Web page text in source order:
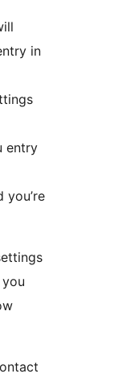
in
entry
you’re